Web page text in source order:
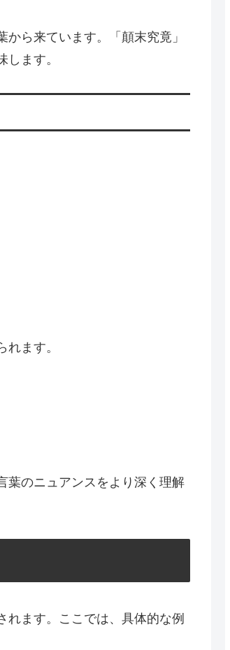
ら来ています。「顛末究竟」
ます。
ます。
葉のニュアンスをより深く理解
れます。ここでは、具体的な例